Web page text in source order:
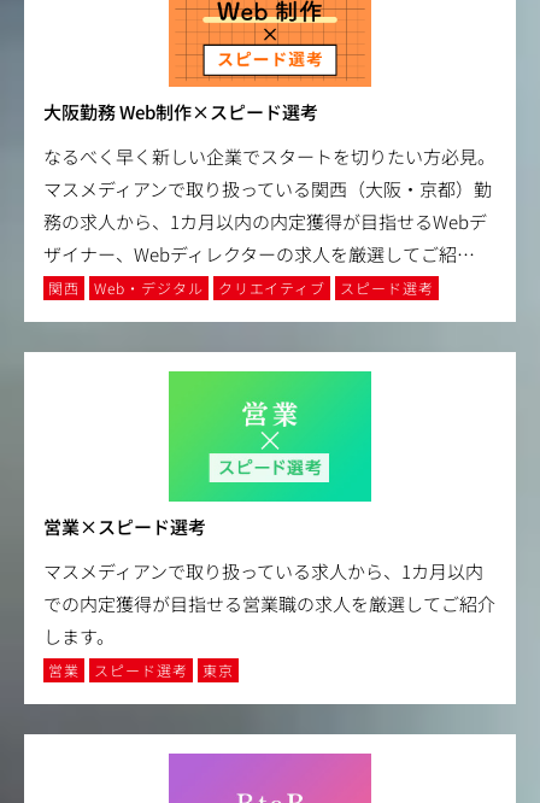
大阪勤務 Web制作×スピード選考
なるべく早く新しい企業でスタートを切りたい方必見。
マスメディアンで取り扱っている関西（大阪・京都）勤
務の求人から、1カ月以内の内定獲得が目指せるWebデ
ザイナー、Webディレクターの求人を厳選してご紹…
関西 Web・デジタル クリエイティブ スピード選考
営業×スピード選考
マスメディアンで取り扱っている求人から、1カ月以内
での内定獲得が目指せる営業職の求人を厳選してご紹介
します。
営業 スピード選考 東京